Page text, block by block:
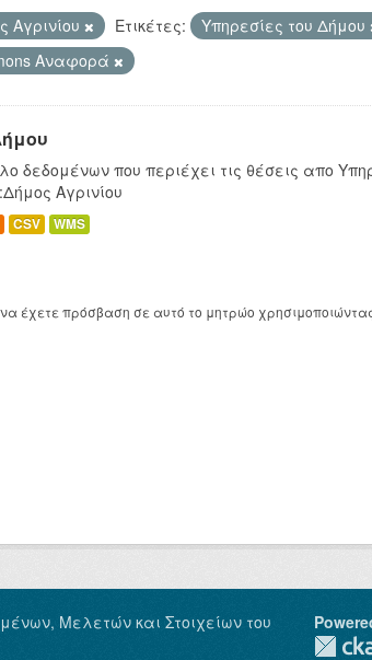
Αγρινίου Ετικέτες: Υπηρεσίες του Δήμου
Αναφορά
δεδομένων που περιέχει τις θέσεις απο
Αγρινίου
CSV WMS
έχετε πρόσβαση σε αυτό το μητρώο
Μελετών και Στοιχείων του